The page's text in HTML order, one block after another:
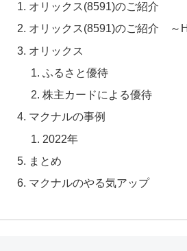
オリックス(8591)のご紹介
オリックス(8591)のご紹介 ～
オリックス
ふるさと優待
株主カードによる優待
マクナルの事例
2022年
まとめ
マクナルのやる気アップ